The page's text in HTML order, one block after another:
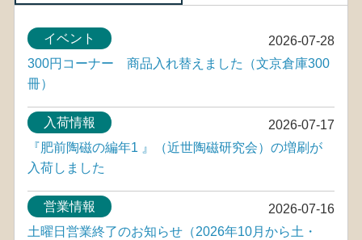
2026-07-28
イベント
300円コーナー 商品入れ替えました（文京倉庫300
冊）
2026-07-17
入荷情報
『肥前陶磁の編年1 』（近世陶磁研究会）の増刷が
入荷しました
2026-07-16
営業情報
土曜日営業終了のお知らせ（2026年10月から土・